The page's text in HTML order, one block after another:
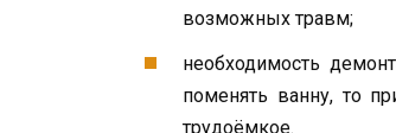
возможных травм;
необходимость
поменять ванну, то
трудоёмкое.